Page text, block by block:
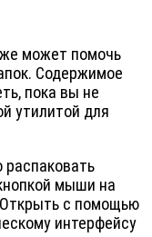
может помочь
Содержимое
пока вы не
утилитой для
мыши на
с помощью
интерфейсу